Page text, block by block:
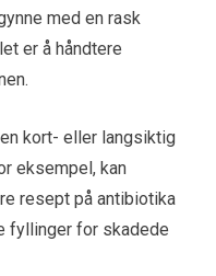
med en rask
er å håndtere
kort- eller langsiktig
eksempel, kan
resept på antibiotika
fyllinger for skadede